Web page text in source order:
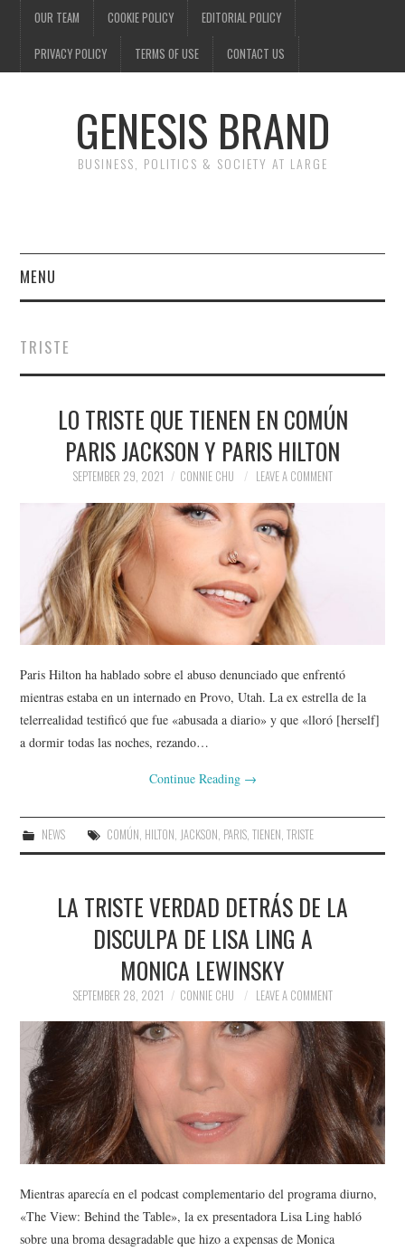
OUR TEAM COOKIE POLICY EDITORIAL POLICY
PRIVACY POLICY TERMS OF USE CONTACT US
GENESIS BRAND
BUSINESS, POLITICS & SOCIETY AT LARGE
MENU
FINANCE
NEWS
POLITICS
SOCIETY
SPORTS
TECHNOLOGY
TRISTE
LO TRISTE QUE TIENEN EN COMÚN
PARIS JACKSON Y PARIS HILTON
SEPTEMBER 29, 2021 CONNIE CHU LEAVE A COMMENT
Paris Hilton ha hablado sobre el abuso denunciado que enfrentó
mientras estaba en un internado en Provo, Utah. La ex estrella de la
telerrealidad testificó que fue «abusada a diario» y que «lloró [herself]
a dormir todas las noches, rezando…
Continue Reading →
NEWS COMÚN, HILTON, JACKSON, PARIS, TIENEN, TRISTE
LA TRISTE VERDAD DETRÁS DE LA
DISCULPA DE LISA LING A
MONICA LEWINSKY
SEPTEMBER 28, 2021 CONNIE CHU LEAVE A COMMENT
Mientras aparecía en el podcast complementario del programa diurno,
«The View: Behind the Table», la ex presentadora Lisa Ling habló
sobre una broma desagradable que hizo a expensas de Monica